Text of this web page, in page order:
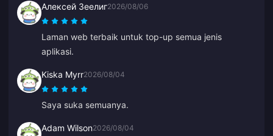
Алексей Зеелиг2026/08/06
Laman web terbaik untuk top-up semua jenis
aplikasi.
Kiska Myrr2026/08/04
Saya suka semuanya.
Adam Wilson2026/08/04